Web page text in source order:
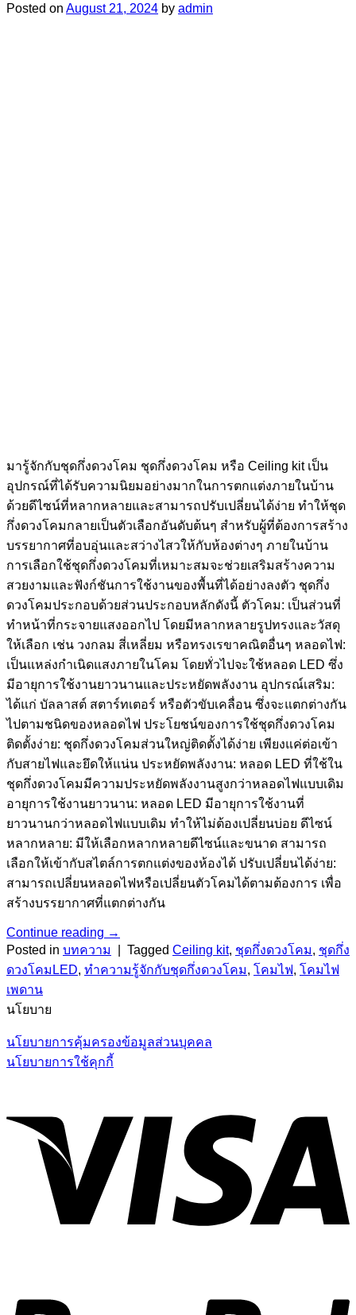
Posted on August 21, 2024 by admin
มารู้จักกับชุดกึ่งดวงโคม ชุดกึ่งดวงโคม หรือ Ceiling kit เป็น
อุปกรณ์ที่ได้รับความนิยมอย่างมากในการตกแต่งภายในบ้าน
ด้วยดีไซน์ที่หลากหลายและสามารถปรับเปลี่ยนได้ง่าย ทำให้ชุด
กึ่งดวงโคมกลายเป็นตัวเลือกอันดับต้นๆ สำหรับผู้ที่ต้องการสร้าง
บรรยากาศที่อบอุ่นและสว่างไสวให้กับห้องต่างๆ ภายในบ้าน
การเลือกใช้ชุดกึ่งดวงโคมที่เหมาะสมจะช่วยเสริมสร้างความ
สวยงามและฟังก์ชันการใช้งานของพื้นที่ได้อย่างลงตัว ชุดกึ่ง
ดวงโคมประกอบด้วยส่วนประกอบหลักดังนี้ ตัวโคม: เป็นส่วนที่
ทำหน้าที่กระจายแสงออกไป โดยมีหลากหลายรูปทรงและวัสดุ
ให้เลือก เช่น วงกลม สี่เหลี่ยม หรือทรงเรขาคณิตอื่นๆ หลอดไฟ:
เป็นแหล่งกำเนิดแสงภายในโคม โดยทั่วไปจะใช้หลอด LED ซึ่ง
มีอายุการใช้งานยาวนานและประหยัดพลังงาน อุปกรณ์เสริม:
ได้แก่ บัลลาสต์ สตาร์ทเตอร์ หรือตัวขับเคลื่อน ซึ่งจะแตกต่างกัน
ไปตามชนิดของหลอดไฟ ประโยชน์ของการใช้ชุดกึ่งดวงโคม
ติดตั้งง่าย: ชุดกึ่งดวงโคมส่วนใหญ่ติดตั้งได้ง่าย เพียงแค่ต่อเข้า
กับสายไฟและยึดให้แน่น ประหยัดพลังงาน: หลอด LED ที่ใช้ใน
ชุดกึ่งดวงโคมมีความประหยัดพลังงานสูงกว่าหลอดไฟแบบเดิม
อายุการใช้งานยาวนาน: หลอด LED มีอายุการใช้งานที่
ยาวนานกว่าหลอดไฟแบบเดิม ทำให้ไม่ต้องเปลี่ยนบ่อย ดีไซน์
หลากหลาย: มีให้เลือกหลากหลายดีไซน์และขนาด สามารถ
เลือกให้เข้ากับสไตล์การตกแต่งของห้องได้ ปรับเปลี่ยนได้ง่าย:
สามารถเปลี่ยนหลอดไฟหรือเปลี่ยนตัวโคมได้ตามต้องการ เพื่อ
สร้างบรรยากาศที่แตกต่างกัน
Continue reading →
Posted in บทความ Tagged Ceiling kit, ชุดกึ่งดวงโคม, ชุดกึ่ง
ดวงโคมLED, ทำความรู้จักกับชุดกึ่งดวงโคม, โคมไฟ, โคมไฟ
เพดาน
นโยบาย
นโยบายการคุ้มครองข้อมูลส่วนบุคคล
นโยบายการใช้คุกกี้